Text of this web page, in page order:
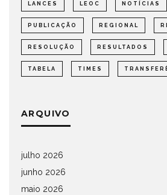
LANCES LEOC NOTÍCIAS
PUBLICAÇÃO REGIONAL
RESOLUÇÃO RESULTADOS
TABELA TIMES
ARQUIVO
julho 2026
junho 2026
maio 2026